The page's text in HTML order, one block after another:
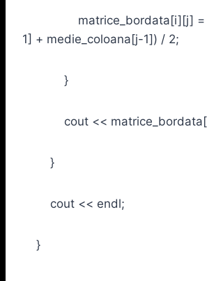
matrice_bordata[i][j] =
1] + medie_coloana[j-1]) / 2;
}
cout <<
}
cout << endl;
}